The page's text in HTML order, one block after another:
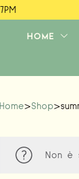
HOME
Home>Shop>
Non è